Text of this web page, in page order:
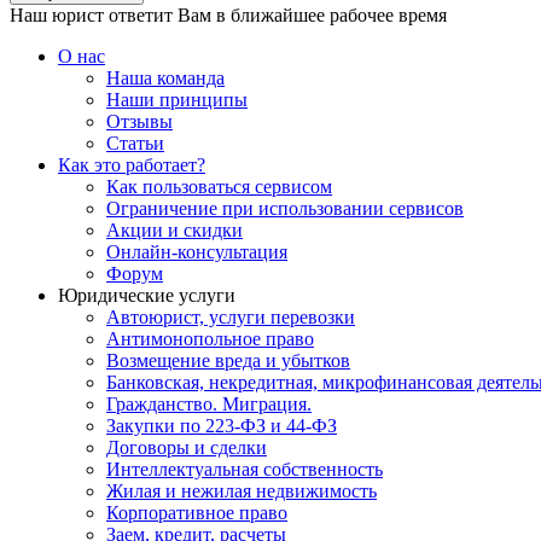
Наш юрист ответит Вам в ближайшее рабочее время
О нас
Наша команда
Наши принципы
Отзывы
Статьи
Как это работает?
Как пользоваться сервисом
Ограничение при использовании сервисов
Акции и скидки
Онлайн-консультация
Форум
Юридические услуги
Автоюрист, услуги перевозки
Антимонопольное право
Возмещение вреда и убытков
Банковская, некредитная, микрофинансовая
Гражданство. Миграция.
Закупки по 223-ФЗ и 44-ФЗ
Договоры и сделки
Интеллектуальная собственность
Жилая и нежилая недвижимость
Корпоративное право
Заем, кредит, расчеты